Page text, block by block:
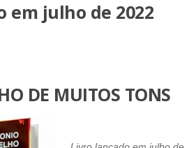
em julho de 2022
DE MUITOS TONS